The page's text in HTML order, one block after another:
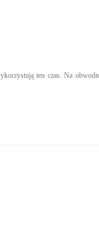
ten czas. Na